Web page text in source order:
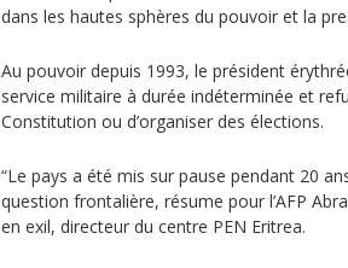
dans les hautes sphères du pouvoir et la
Au pouvoir depuis 1993, le président
service militaire à durée indéterminée et
Constitution ou d’organiser des élections.
“Le pays a été mis sur pause pendant 20
question frontalière, résume pour l’AFP
en exil, directeur du centre PEN Eritrea.